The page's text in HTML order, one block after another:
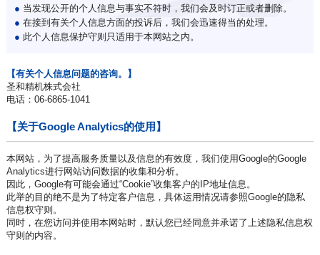
● 当发现公开的个人信息与事实不符时，我们会及时订正或者删除。
● 在接到有关个人信息方面的投诉后，我们会迅速得当的处理。
● 此个人信息保护守则只适用于本网站之内。
【有关个人信息问题的咨询。】
圣和精机株式会社
电话：06-6865-1041
【关于Google Analytics的使用】
本网站，为了提高服务质量以及信息的有效度，我们使用Google的Google
Analytics进行网站访问数据的收集和分析。
因此，Google有可能会通过“Cookie”收集客户的IP地址信息。
此举的目的绝不是为了特定客户信息，具体运用情况请参照Google的隐私
信息权守则。
同时，在您访问并使用本网站时，默认您已经同意并承诺了上述隐私信息权
守则的内容。